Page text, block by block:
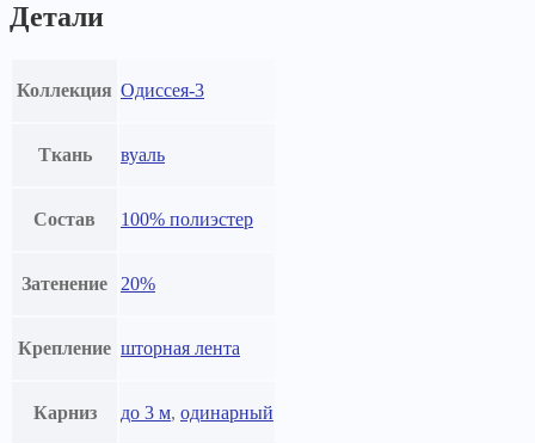
Детали
Коллекция Одиссея-3
Ткань вуаль
Состав 100% полиэстер
Затенение 20%
Крепление шторная лента
Карниз до 3 м, одинарный